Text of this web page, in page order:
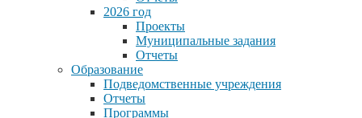
2026 год
Проекты
Муниципальные задания
Отчеты
Образование
Подведомственные учреждения
Отчеты
Программы